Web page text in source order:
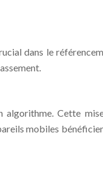
dans le
Cette
mobiles